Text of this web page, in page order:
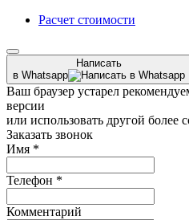
Расчет стоимости
Написать
в Whatsapp
Ваш браузер устарел
версии
или использовать другой более
Заказать звонок
Имя *
Телефон *
Комментарий